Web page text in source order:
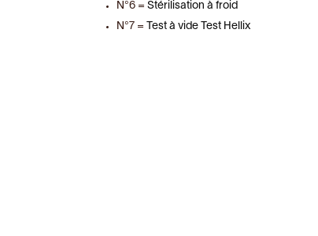
N°6 =Stérilisation à froid
N°7 =
Test à vide Test Hellix